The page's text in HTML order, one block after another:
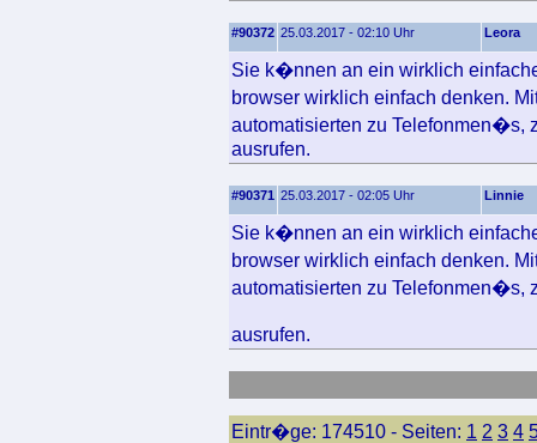
#90372 25.03.2017 - 02:10 Uhr Leora
Sie k�nnen an ein wirklich
browser wirklich einfach denken.
automatisierten zu Telefonmen�s,
ausrufen.
#90371 25.03.2017 - 02:05 Uhr Linnie
Sie k�nnen an ein wirklich
browser wirklich einfach denken.
automatisierten zu Telefonmen�s,
ausrufen.
Eintr�ge: 174510 - Seiten: 1 2 3 4